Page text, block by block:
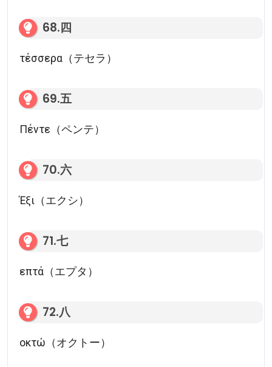
68.四
τέσσερα（テセラ）
69.五
Πέντε（ペンテ）
70.六
Έξι（エクシ）
71.七
επτά（エプタ）
72.八
οκτώ（オクトー）